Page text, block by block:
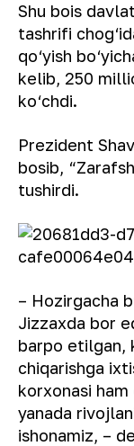
Shu bois
tashrifi
qo‘yish
kelib, 250
ko‘chdi.
Prezident
bosib,
tushirdi.
– Hozirgacha
Jizzaxda bor
barpo etilgan,
chiqarishga
korxonasi
yanada
ishonamiz, –